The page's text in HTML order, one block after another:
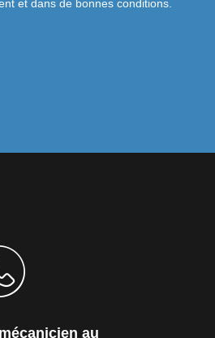
et dans de bonnes conditions.
au